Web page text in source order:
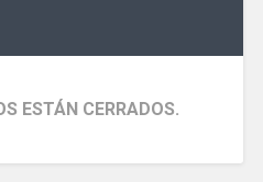
ESTÁN CERRADOS.